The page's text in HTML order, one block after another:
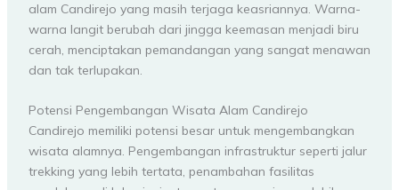
alam Candirejo yang masih terjaga keasriannya. Warna-
warna langit berubah dari jingga keemasan menjadi biru
cerah, menciptakan pemandangan yang sangat menawan
dan tak terlupakan.
Potensi Pengembangan Wisata Alam Candirejo
Candirejo memiliki potensi besar untuk mengembangkan
wisata alamnya. Pengembangan infrastruktur seperti jalur
trekking yang lebih tertata, penambahan fasilitas